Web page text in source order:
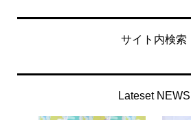
サイト内検索
Lateset NEWS